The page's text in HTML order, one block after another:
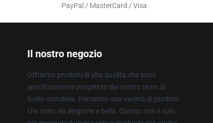
PayPal / MasterCard / Visa
Il nostro negozio
Offriamo prodotti di alta qualità che sono
specificamente progettati dal nostro team di
livello mondiale. Forniamo una varietà di prodotti
che sono sia elegante e bella. Questo non è solo